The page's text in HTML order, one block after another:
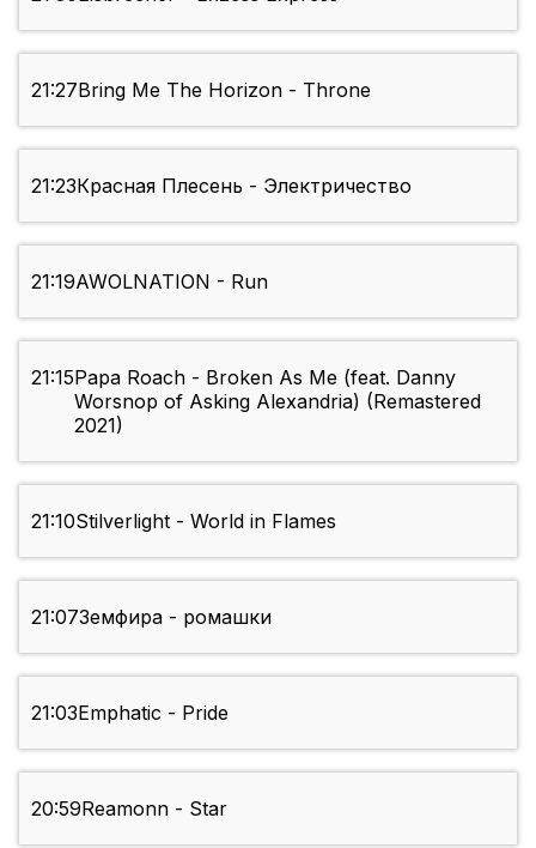
21:27Bring Me The Horizon - Throne
21:23Красная Плесень - Электричество
21:19AWOLNATION - Run
21:15Papa Roach - Broken As Me (feat. Danny
Worsnop of Asking Alexandria) (Remastered
2021)
21:10Stilverlight - World in Flames
21:07Земфира - ромашки
21:03Emphatic - Pride
20:59Reamonn - Star